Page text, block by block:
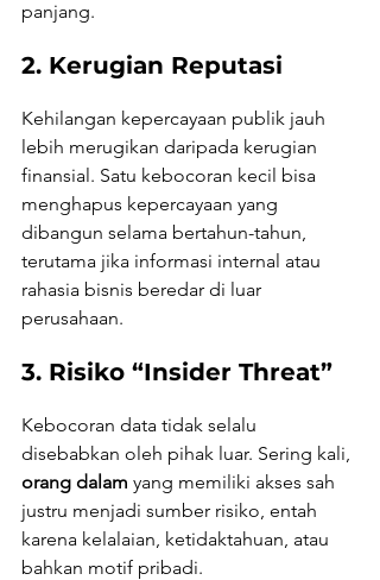
panjang.
2. Kerugian Reputasi
Kehilangan kepercayaan publik jauh
lebih merugikan daripada kerugian
finansial. Satu kebocoran kecil bisa
menghapus kepercayaan yang
dibangun selama bertahun-tahun,
terutama jika informasi internal atau
rahasia bisnis beredar di luar
perusahaan.
3. Risiko “Insider Threat”
Kebocoran data tidak selalu
disebabkan oleh pihak luar. Sering kali,
orang dalam yang memiliki akses sah
justru menjadi sumber risiko, entah
karena kelalaian, ketidaktahuan, atau
bahkan motif pribadi.